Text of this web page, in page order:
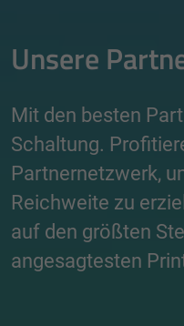
Unsere
Mit den besten
Schaltung.
Partnernetzwerk,
Reichweite zu
auf den größten
angesagtesten